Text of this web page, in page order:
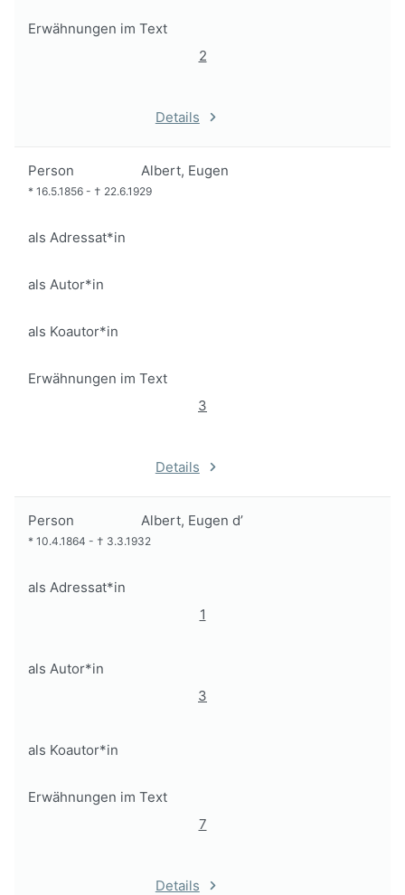
Erwähnungen im Text
2
Details
Person Albert, Eugen
* 16.5.1856 - † 22.6.1929
als Adressat*in
als Autor*in
als Koautor*in
Erwähnungen im Text
3
Details
Person Albert, Eugen d’
* 10.4.1864 - † 3.3.1932
als Adressat*in
1
als Autor*in
3
als Koautor*in
Erwähnungen im Text
7
Details